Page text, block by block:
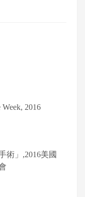
2016
術」,2016美國